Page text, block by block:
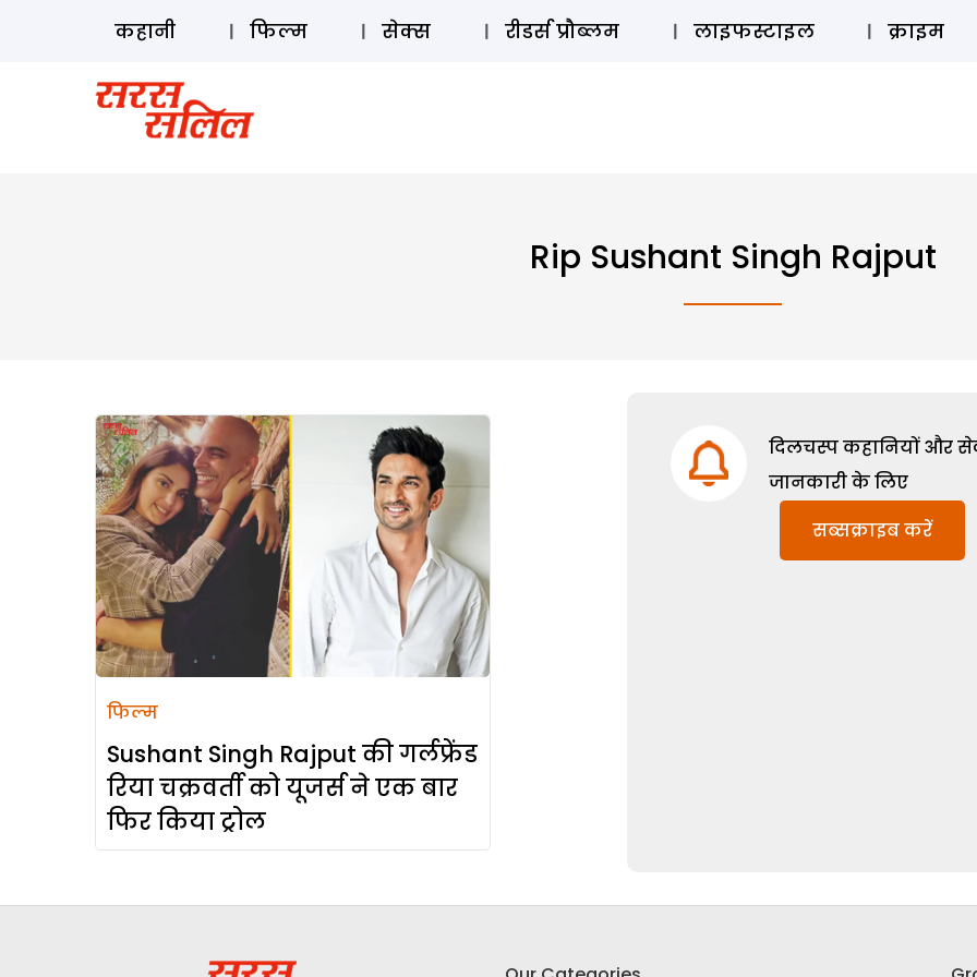
ऑडियो
कहानी फिल्म सेक्स रीडर्स प्रौब्लम लाइफस्टाइल क्राइम
Rip Sushant Singh Rajput
फिल्म
Sushant Singh Rajput की गर्लफ्रेंड
रिया चक्रवर्ती को यूजर्स ने एक बार
फिर किया ट्रोल
दिलचस्प कहानियों और
जानकारी के लिए
सब्सक्राइब करें